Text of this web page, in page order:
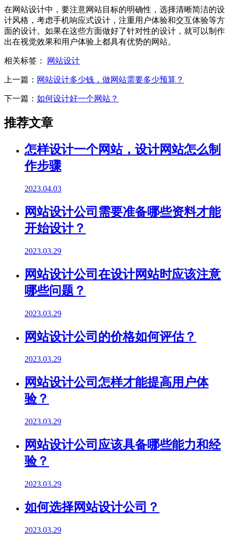
在网站设计中，要注意网站目标的明确性，选择清晰简洁的设
计风格，考虑手机响应式设计，注重用户体验和交互体验等方
面的设计。如果在这些方面做好了针对性的设计，就可以制作
出在视觉效果和用户体验上都具有优势的网站。
相关标签： 网站设计
上一篇： 网站设计多少钱，做网站需要多少预算？
下一篇： 如何设计好一个网站？
推荐文章
怎样设计一个网站，设计网站怎么制
作步骤
2023.04.03
网站设计公司需要准备哪些资料才能
开始设计？
2023.03.29
网站设计公司在设计网站时应该注意
哪些问题？
2023.03.29
网站设计公司的价格如何评估？
2023.03.29
网站设计公司怎样才能提高用户体
验？
2023.03.29
网站设计公司应该具备哪些能力和经
验？
2023.03.29
如何选择网站设计公司？
2023.03.29